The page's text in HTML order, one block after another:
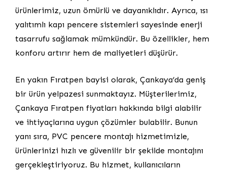
ürünlerimiz, uzun ömürlü ve dayanıklıdır. Ayrıca, ısı
yalıtımlı kapı pencere sistemleri sayesinde enerji
tasarrufu sağlamak mümkündür. Bu özellikler, hem
konforu artırır hem de maliyetleri düşürür.
En yakın Fıratpen bayisi olarak, Çankaya’da geniş
bir ürün yelpazesi sunmaktayız. Müşterilerimiz,
Çankaya Fıratpen fiyatları hakkında bilgi alabilir
ve ihtiyaçlarına uygun çözümler bulabilir. Bunun
yanı sıra, PVC pencere montajı hizmetimizle,
ürünlerinizi hızlı ve güvenilir bir şekilde montajını
gerçekleştiriyoruz. Bu hizmet, kullanıcıların